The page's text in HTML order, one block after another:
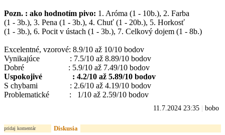
Pozn. : ako hodnotím pivo: 1. Aróma (1 - 10b.), 2. Farba
(1 - 3b.), 3. Pena (1 - 3b.), 4. Chuť (1 - 20b.), 5. Horkosť
(1 - 3b.), 6. Pocit v ústach (1 - 3b.), 7. Celkový dojem (1 - 8b.)
Excelentné, vzorové: 8.9/10 až 10/10 bodov
Vynikajúce : 7.5/10 až 8.89/10 bodov
Dobré : 5.9/10 až 7.49/10 bodov
Uspokojivé : 4.2/10 až 5.89/10 bodov
S chybami : 2.6/10 až 4.19/10 bodov
Problematické : 1/10 až 2.59/10 bodov
11.7.2024 23:35 bobo
pridaj komentár Diskusia